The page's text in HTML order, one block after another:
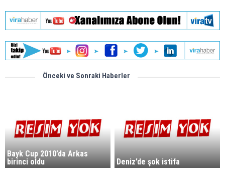
Önceki ve Sonraki Haberler
Bayk Cup 2010’da Arkas
birinci oldu
Deniz’de şok istifa